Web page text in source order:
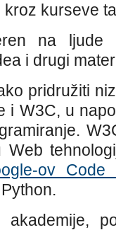
kurseve
na ljude
i drugi
pridružiti
i W3C, u
ov Code
akademije,